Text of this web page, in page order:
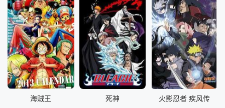
海贼王 死神 火影忍者 疾风传